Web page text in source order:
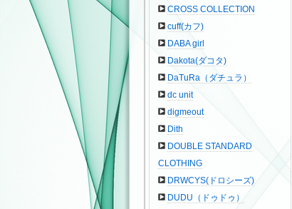
CROSS COLLECTION
cuff(カフ)
DABA girl
Dakota(ダコタ)
DaTuRa（ダチュラ）
dc unit
digmeout
Dith
DOUBLE STANDARD
CLOTHING
DRWCYS(ドロシーズ)
DUDU（ドゥドゥ）